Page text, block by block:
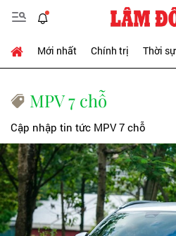
Mới nhất Chính trị Thời sự
MPV 7 chỗ
Cập nhập tin tức MPV 7 chỗ